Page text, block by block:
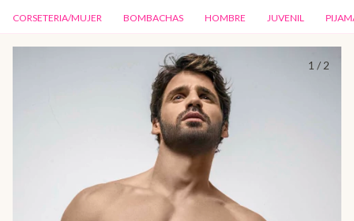
CORSETERIA/MUJER BOMBACHAS HOMBRE JUVENIL
1 / 2